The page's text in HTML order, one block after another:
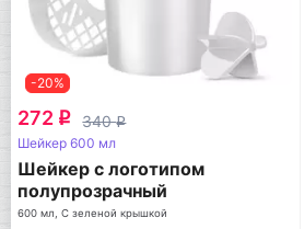
-20%
272 q 340q
Шейкер 600 мл
Шейкер с логотипом
полупрозрачный
600 мл, С зеленой крышкой